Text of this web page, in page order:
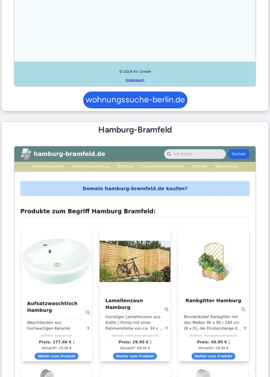
wohnungssuche-berlin.de
Hamburg-Bramfeld